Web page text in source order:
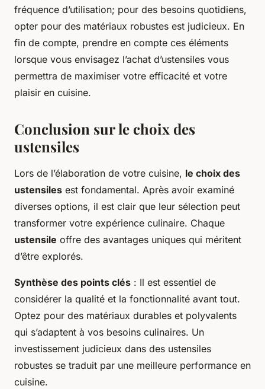
fréquence d’utilisation; pour des besoins quotidiens,
opter pour des matériaux robustes est judicieux. En
fin de compte, prendre en compte ces éléments
lorsque vous envisagez l’achat d’ustensiles vous
permettra de maximiser votre efficacité et votre
plaisir en cuisine.
Conclusion sur le choix des
ustensiles
Lors de l’élaboration de votre cuisine, le choix des
ustensiles est fondamental. Après avoir examiné
diverses options, il est clair que leur sélection peut
transformer votre expérience culinaire. Chaque
ustensile offre des avantages uniques qui méritent
d’être explorés.
Synthèse des points clés : Il est essentiel de
considérer la qualité et la fonctionnalité avant tout.
Optez pour des matériaux durables et polyvalents
qui s’adaptent à vos besoins culinaires. Un
investissement judicieux dans des ustensiles
robustes se traduit par une meilleure performance en
cuisine.